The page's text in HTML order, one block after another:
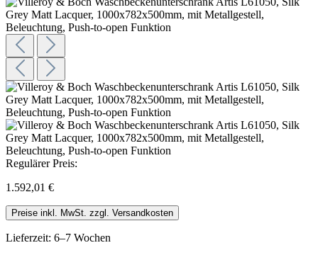
Regulärer Preis:
1.592,01 €
Preise inkl. MwSt. zzgl. Versandkosten
Lieferzeit: 6–7 Wochen